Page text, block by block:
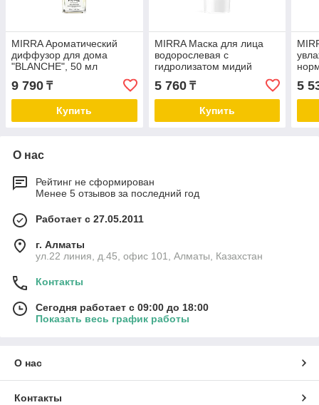
MIRRA Ароматический
диффузор для дома
"BLANCHE", 50 мл
9 790 ₸
Купить
MIRRA Маска для лица
водорослевая с
гидролизатом мидий
(туба, 50 мл)
5 760₸
Купить
5
О нас
Рейтинг не сформирован
Менее 5 отзывов за последний год
Работает с 27.05.2011
г. Алматы
ул.22 линия, д.45, офис 101, Алматы, Казахстан
Контакты
Сегодня работает с 09:00 до 18:00
Показать весь график работы
О нас
Контакты